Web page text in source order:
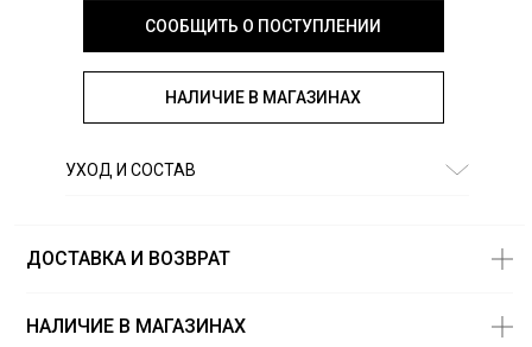
СООБЩИТЬ О ПОСТУПЛЕНИИ
НАЛИЧИЕ В МАГАЗИНАХ
УХОД И СОСТАВ
ДОСТАВКА И ВОЗВРАТ
НАЛИЧИЕ В МАГАЗИНАХ